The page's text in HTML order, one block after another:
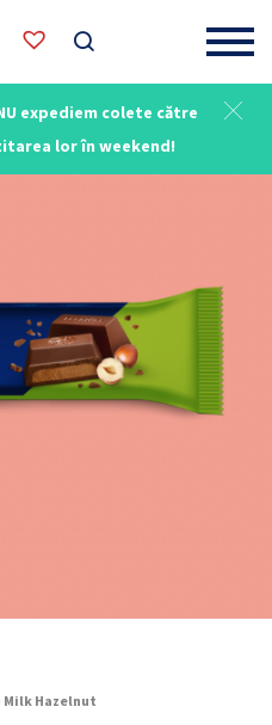
expediem colete către
lor în weekend!
Milk Hazelnut